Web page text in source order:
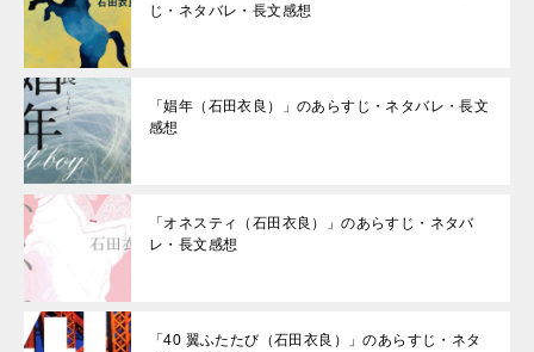
じ・ネタバレ・長文感想
「娼年（石田衣良）」のあらすじ・ネタバレ・長文
感想
「オネスティ（石田衣良）」のあらすじ・ネタバ
レ・長文感想
「40 翼ふたたび（石田衣良）」のあらすじ・ネタ